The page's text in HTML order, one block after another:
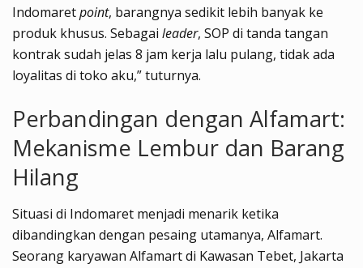
Indomaretpoint, barangnya sedikit lebih banyak ke
produk khusus. Sebagai leader, SOP di tanda tangan
kontrak sudah jelas 8 jam kerja lalu pulang, tidak ada
loyalitas di toko aku,” tuturnya.
Perbandingan dengan Alfamart:
Mekanisme Lembur dan Barang
Hilang
Situasi di Indomaret menjadi menarik ketika
dibandingkan dengan pesaing utamanya, Alfamart.
Seorang karyawan Alfamart di Kawasan Tebet, Jakarta